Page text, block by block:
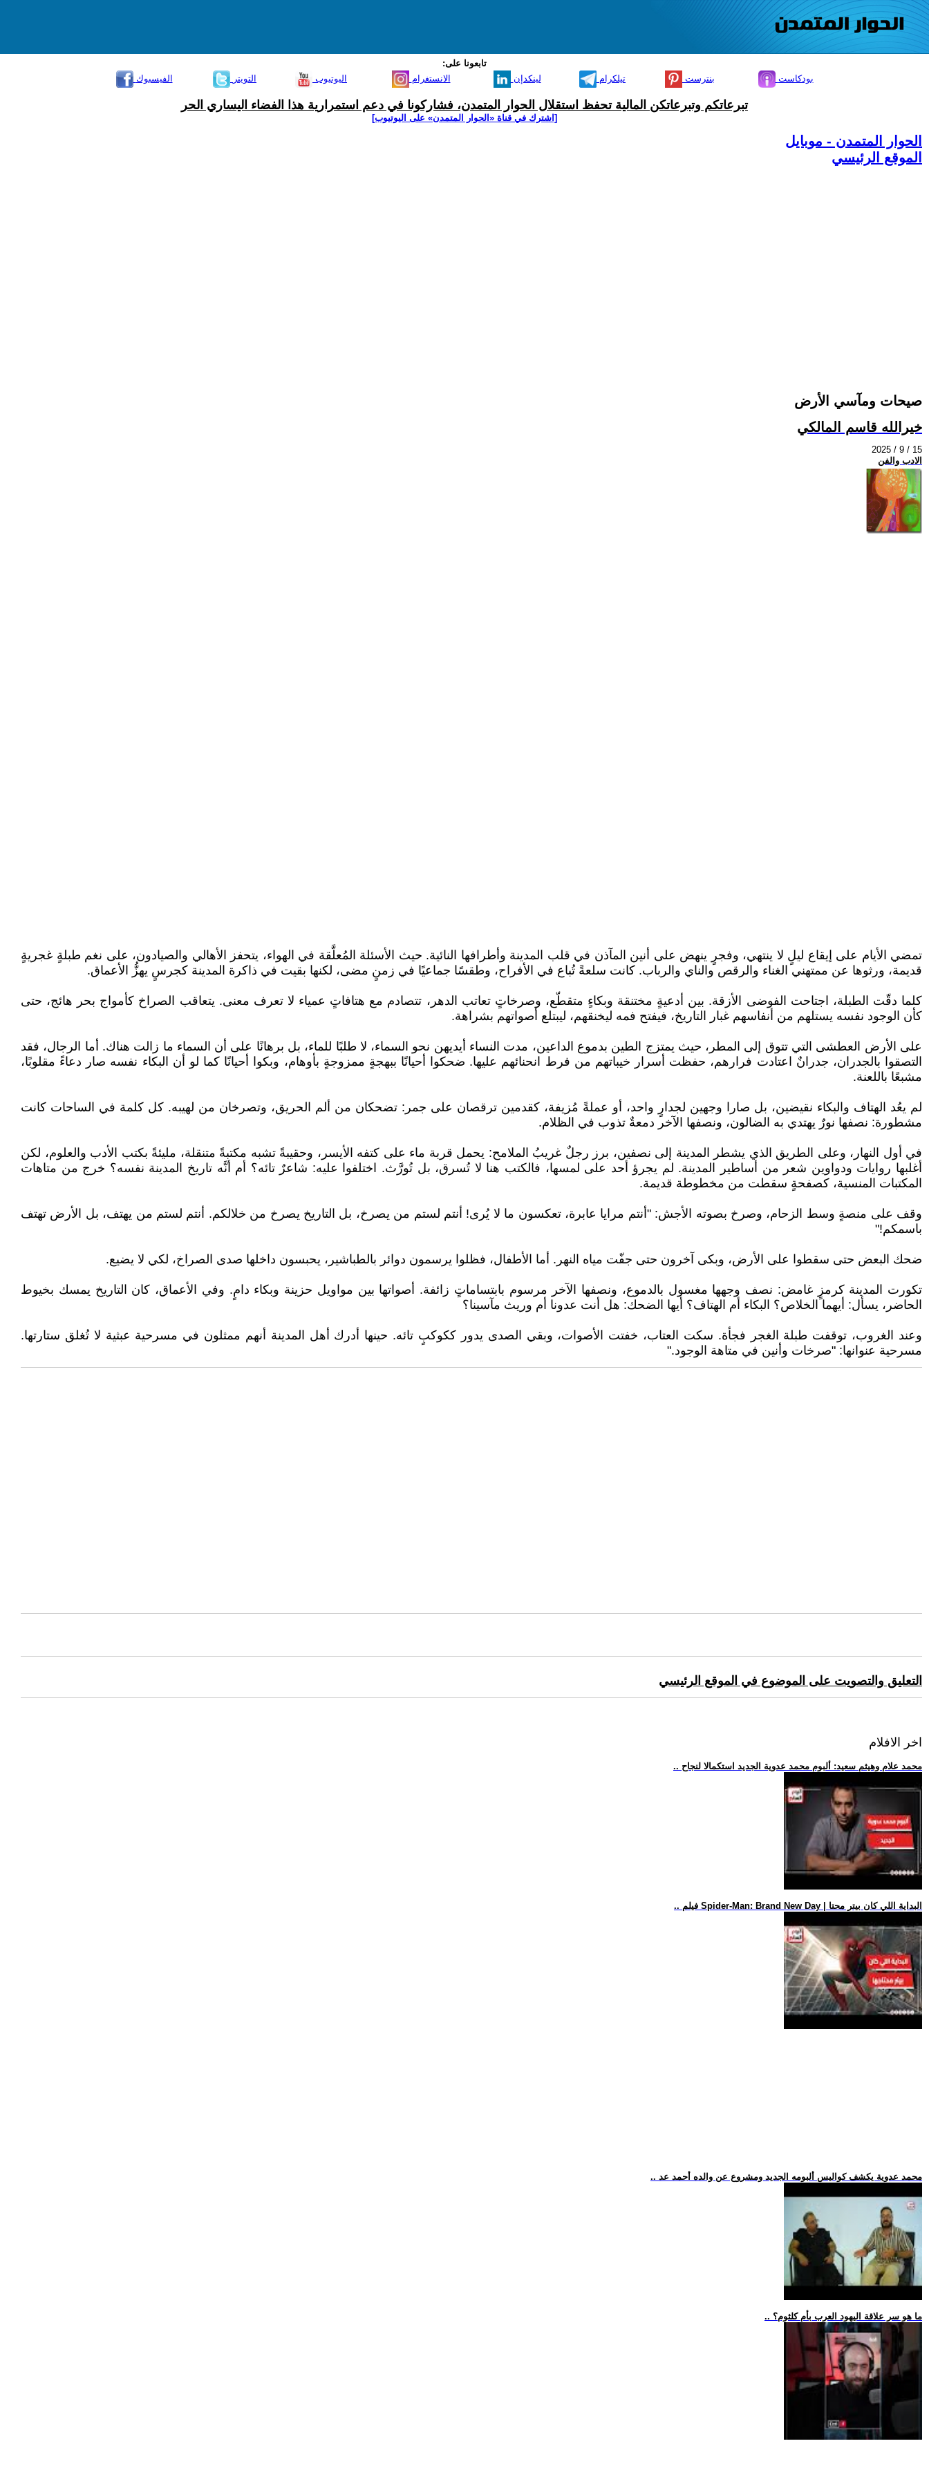
تابعونا على:
الفيسبوك
التويتر اليوتيوب الانستغرام لينكدإن تيلكرام بنترست بودكاست
تبرعاتكم وتبرعاتكن المالية تحفظ استقلال الحوار المتمدن، فشاركونا في دعم استمرارية هذا الفضاء اليساري الحر
[اشترك في قناة ‫«الحوار المتمدن» على اليوتيوب]
الحوار المتمدن - موبايل
الموقع الرئيسي
صيحات ومآسي الأرض
خيرالله قاسم المالكي
2025 / 9 / 15
الادب والفن
تمضي الأيام على إيقاع ليلٍ لا ينتهي، وفجرٍ ينهض على أنين المآذن في قلب المدينة وأطرافها النائية. حيث الأسئلة المُعلَّقة في الهواء، يتحفز الأهالي والصيادون، على نغم طبلةٍ غجريةٍ
قديمة، ورثوها عن ممتهني الغناء والرقص والناي والرباب. كانت سلعةً تُباع في الأفراح، وطقسًا جماعيًا في زمنٍ مضى، لكنها بقيت في ذاكرة المدينة كجرسٍ يهزُّ الأعماق.
كلما دقّت الطبلة، اجتاحت الفوضى الأزقة. بين أدعيةٍ مختنقة وبكاءٍ متقطّع، وصرخاتٍ تعاتب الدهر، تتصادم مع هتافاتٍ عمياء لا تعرف معنى. يتعاقب الصراخ كأمواج بحر هائج، حتى
كأن الوجود نفسه يستلهم من أنفاسهم غبار التاريخ، فيفتح فمه ليخنقهم، ليبتلع أصواتهم بشراهة.
على الأرض العطشى التي تتوق إلى المطر، حيث يمتزج الطين بدموع الداعين، مدت النساء أيديهن نحو السماء، لا طلبًا للماء، بل برهانًا على أن السماء ما زالت هناك. أما الرجال، فقد
التصقوا بالجدران، جدرانٌ اعتادت فرارهم، حفظت أسرار خيباتهم من فرط انحنائهم عليها. ضحكوا أحيانًا ببهجةٍ ممزوجةٍ بأوهام، وبكوا أحيانًا كما لو أن البكاء نفسه صار دعاءً مقلوبًا،
مشبعًا باللعنة.
لم يعُد الهتاف والبكاء نقيضين، بل صارا وجهين لجدارٍ واحد، أو عملةً مُزيفة، كقدمين ترقصان على جمر: تضحكان من ألم الحريق، وتصرخان من لهيبه. كل كلمة في الساحات كانت
مشطورة: نصفها نورٌ يهتدي به الضالون، ونصفها الآخر دمعةٌ تذوب في الظلام.
في أول النهار، وعلى الطريق الذي يشطر المدينة إلى نصفين، برز رجلٌ غريبُ الملامح: يحمل قربة ماء على كتفه الأيسر، وحقيبةً تشبه مكتبةً متنقلة، مليئةً بكتب الأدب والعلوم، لكن
أغلبها روايات ودواوين شعر من أساطير المدينة. لم يجرؤ أحد على لمسها، فالكتب هنا لا تُسرق، بل تُورَّث. اختلفوا عليه: شاعرٌ تائه؟ أم أنَّه تاريخ المدينة نفسه؟ خرج من متاهات
المكتبات المنسية، كصفحةٍ سقطت من مخطوطة قديمة.
وقف على منصةٍ وسط الزحام، وصرخ بصوته الأجش: "أنتم مرايا عابرة، تعكسون ما لا يُرى! أنتم لستم من يصرخ، بل التاريخ يصرخ من خلالكم. أنتم لستم من يهتف، بل الأرض تهتف
باسمكم!"
ضحك البعض حتى سقطوا على الأرض، وبكى آخرون حتى جفّت مياه النهر. أما الأطفال، فظلوا يرسمون دوائر بالطباشير، يحبسون داخلها صدى الصراخ، لكي لا يضيع.
تكورت المدينة كرمزٍ غامض: نصف وجهها مغسول بالدموع، ونصفها الآخر مرسوم بابتساماتٍ زائفة. أصواتها بين مواويل حزينة وبكاء دامٍ. وفي الأعماق، كان التاريخ يمسك بخيوط
الحاضر، يسأل: أيهما الخلاص؟ البكاء أم الهتاف؟ أيها الضحك: هل أنت عدونا أم وريث مآسينا؟
وعند الغروب، توقفت طبلة الغجر فجأة. سكت العتاب، خفتت الأصوات، وبقي الصدى يدور ككوكبٍ تائه. حينها أدرك أهل المدينة أنهم ممثلون في مسرحية عبثية لا تُغلق ستارتها.
مسرحية عنوانها: "صرخات وأنين في متاهة الوجود."
التعليق والتصويت على الموضوع في الموقع الرئيسي
اخر الافلام
.. محمد علام وهيثم سعيد: ألبوم محمد عدوية الجديد استكمالا لنجاح
.. فيلم Spider-Man: Brand New Day | البداية اللي كان بيتر محتا
.. محمد عدوية يكشف كواليس ألبومه الجديد ومشروع عن والده أحمد عد
.. ما هو سر علاقة اليهود العرب بأم كلثوم؟